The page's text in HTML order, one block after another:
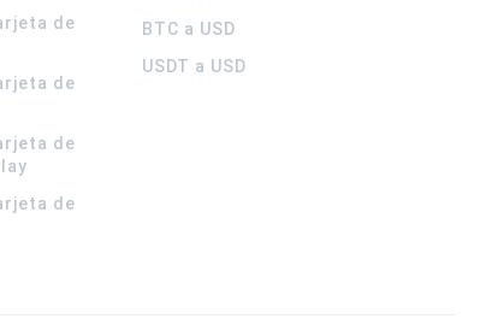
de
de
de
de
BTC a USD
USDT a USD